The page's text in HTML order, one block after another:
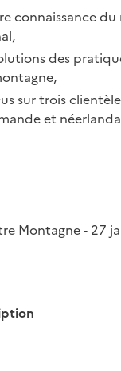
connaissance du
des
sur trois
et
Montagne - 27